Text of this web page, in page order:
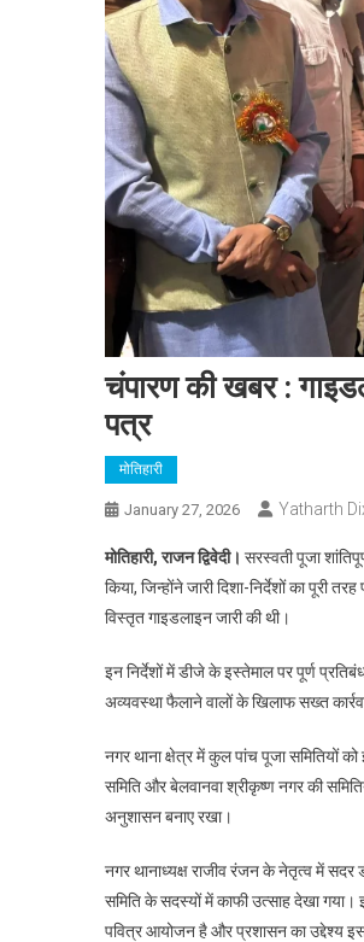
चंपारण की खबर :
पत्र
मोतिहारी
January 27, 2026 Yatharth
मोतिहारी, राजन द्विवेदी। सरस्वती पूजा
किया, जिन्होंने जारी दिशा-निर्देशों का
विस्तृत गाइडलाइन जारी की थी।
इन निर्देशों में डीजे के इस्तेमाल पर पूर्ण
अव्यवस्था फैलाने वालों के खिलाफ सख्त
नगर थाना क्षेत्र में कुल पांच पूजा समितियों को
समिति और बेलवानवा श्रीकृष्ण नगर की
अनुशासन बनाए रखा।
नगर थानाध्यक्ष राजीव रंजन के नेतृत्व में सदर
समिति के सदस्यों में काफी उत्साह देखा
पवित्र आयोजन है और प्रशासन का उद्देश्य